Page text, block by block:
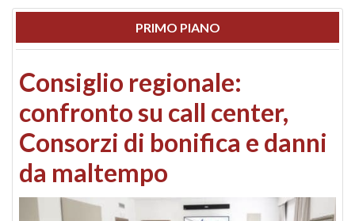
PRIMO PIANO
Consiglio regionale:
confronto su call center,
Consorzi di bonifica e danni
da maltempo